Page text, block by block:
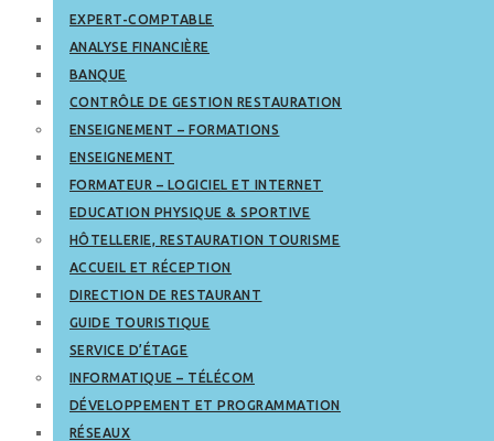
EXPERT-COMPTABLE
ANALYSE FINANCIÈRE
BANQUE
CONTRÔLE DE GESTION RESTAURATION
ENSEIGNEMENT – FORMATIONS
ENSEIGNEMENT
FORMATEUR – LOGICIEL ET INTERNET
EDUCATION PHYSIQUE & SPORTIVE
HÔTELLERIE, RESTAURATION TOURISME
ACCUEIL ET RÉCEPTION
DIRECTION DE RESTAURANT
GUIDE TOURISTIQUE
SERVICE D’ÉTAGE
INFORMATIQUE – TÉLÉCOM
DÉVELOPPEMENT ET PROGRAMMATION
RÉSEAUX